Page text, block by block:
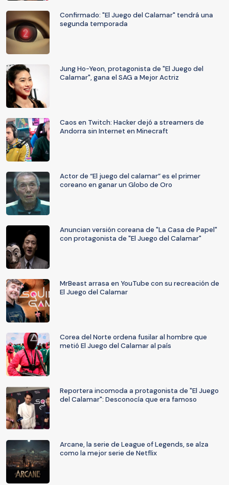
Confirmado: "El Juego del Calamar" tendrá una
segunda temporada
Jung Ho-Yeon, protagonista de "El Juego del
Calamar", gana el SAG a Mejor Actriz
Caos en Twitch: Hacker dejó a streamers de
Andorra sin Internet en Minecraft
Actor de “El juego del calamar” es el primer
coreano en ganar un Globo de Oro
Anuncian versión coreana de "La Casa de Papel"
con protagonista de "El Juego del Calamar"
MrBeast arrasa en YouTube con su recreación de
El Juego del Calamar
Corea del Norte ordena fusilar al hombre que
metió El Juego del Calamar al país
Reportera incomoda a protagonista de "El Juego
del Calamar": Desconocía que era famoso
Arcane, la serie de League of Legends, se alza
como la mejor serie de Netflix